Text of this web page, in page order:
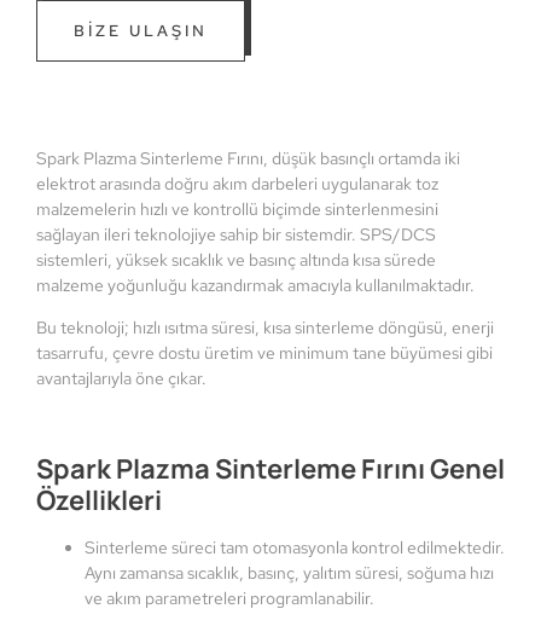
BİZE ULAŞIN
Spark Plazma Sinterleme Fırını, düşük basınçlı ortamda iki
elektrot arasında doğru akım darbeleri uygulanarak toz
malzemelerin hızlı ve kontrollü biçimde sinterlenmesini
sağlayan ileri teknolojiye sahip bir sistemdir. SPS/DCS
sistemleri, yüksek sıcaklık ve basınç altında kısa sürede
malzeme yoğunluğu kazandırmak amacıyla kullanılmaktadır.
Bu teknoloji; hızlı ısıtma süresi, kısa sinterleme döngüsü, enerji
tasarrufu, çevre dostu üretim ve minimum tane büyümesi gibi
avantajlarıyla öne çıkar.
Spark Plazma Sinterleme Fırını Genel
Özellikleri
Sinterleme süreci tam otomasyonla kontrol edilmektedir.
Aynı zamansa sıcaklık, basınç, yalıtım süresi, soğuma hızı
ve akım parametreleri programlanabilir.